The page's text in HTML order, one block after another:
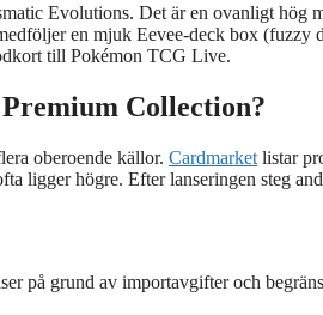
Evolutions. Det är en ovanligt hög
en mjuk Eevee‑deck box (fuzzy
till Pokémon TCG Live.
Collection?
oberoende källor. Cardmarket listar
ligger högre. Efter lanseringen steg
på grund av importavgifter och